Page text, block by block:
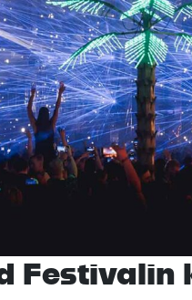
Festivalin